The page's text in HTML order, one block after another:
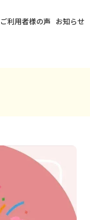
ご利用者様の声 お知らせ